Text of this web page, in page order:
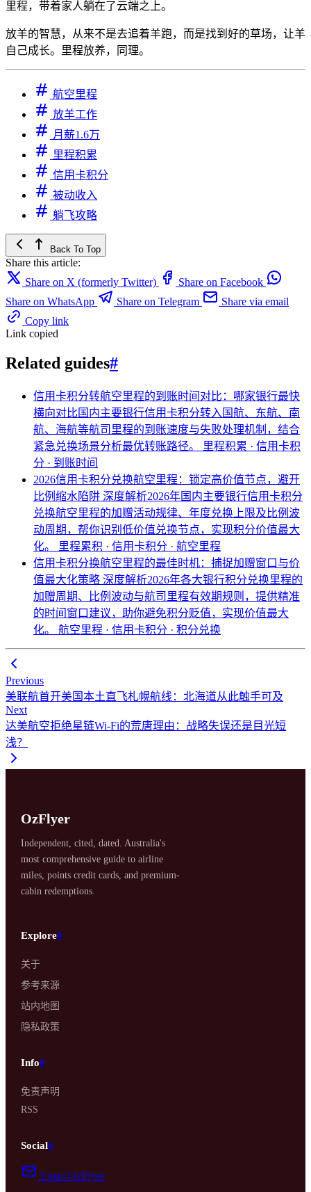
里程，带着家人躺在了云端之上。
放羊的智慧，从来不是去追着羊跑，而是找到好的草场，让羊
自己成长。里程放养，同理。
航空里程
放羊工作
月薪1.6万
里程积累
信用卡积分
被动收入
躺飞攻略
Back To Top
Share this article:
Share on X (formerly Twitter)
Share on Facebook
Share on WhatsApp
Share on Telegram
Share via email
Copy link
Link copied
Related guides#
信用卡积分转航空里程的到账时间对比：哪家银行最快
横向对比国内主要银行信用卡积分转入国航、东航、南
航、海航等航司里程的到账速度与失败处理机制，结合
紧急兑换场景分析最优转账路径。
里程积累 · 信用卡积
分 · 到账时间
2026信用卡积分兑换航空里程：锁定高价值节点，避开
比例缩水陷阱 深度解析2026年国内主要银行信用卡积分
兑换航空里程的加赠活动规律、年度兑换上限及比例波
动周期，帮你识别低价值兑换节点，实现积分价值最大
化。
里程累积 · 信用卡积分 · 航空里程
信用卡积分换航空里程的最佳时机：捕捉加赠窗口与价
值最大化策略 深度解析2026年各大银行积分兑换里程的
加赠周期、比例波动与航司里程有效期规则，提供精准
的时间窗口建议，助你避免积分贬值，实现价值最大
化。 航空里程 · 信用卡积分 · 积分兑换
Previous
美联航首开美国本土直飞札幌航线：北海道从此触手可及
Next
达美航空拒绝星链Wi-Fi的荒唐理由：战略失误还是目光短
浅？
OzFlyer
Independent, cited, dated. Australia's
most comprehensive guide to airline
miles, points credit cards, and premium-
cabin redemptions.
Explore#
关于
参考来源
站内地图
隐私政策
Info#
免责声明
RSS
Social#
Email OzFlyer